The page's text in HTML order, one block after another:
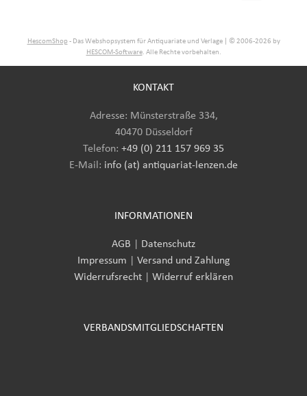
HescomShop - Das Webshopsystem für Antiquariate und Verlage | © 2006-2026 by
HESCOM-Software. Alle Rechte vorbehalten.
KONTAKT
Adresse: Münsterstraße 334,
40470 Düsseldorf
Telefon: +49 (0) 211 157 969 35
E-Mail : info (at) antiquariat-lenzen.de
INFORMATIONEN
AGB
Datenschutz
Impressum
Versand und Zahlung
Widerrufsrecht
Widerruf erklären
VERBANDSMITGLIEDSCHAFTEN